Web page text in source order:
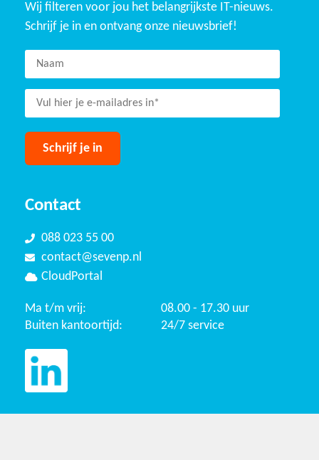
Wij filteren voor jou het belangrijkste IT-nieuws.
Schrijf je in en ontvang onze nieuwsbrief!
Contact
088 023 55 00
contact@sevenp.nl
CloudPortal
Ma t/m vrij:
08.00 - 17.30 uur
Buiten kantoortijd:
24/7 service